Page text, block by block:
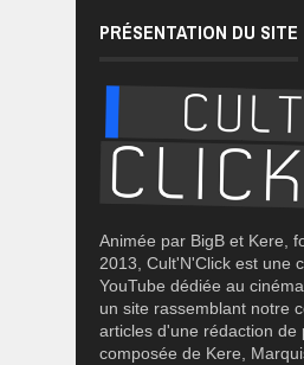
PRÉSENTATION DU SITE
Animée par BigB et Kere,
2013, Cult'N'Click est une
YouTube dédiée au
un site rassemblant notre
articles d'une rédaction de
composée de Kere,